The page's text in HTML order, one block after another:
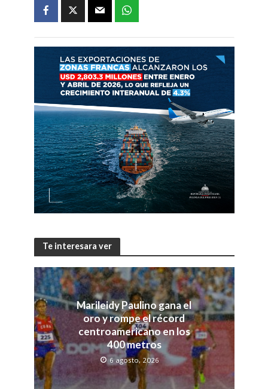
Te interesara ver
Marileidy Paulino gana el
oro y rompe el récord
centroamericano en los
400 metros
6 agosto, 2026